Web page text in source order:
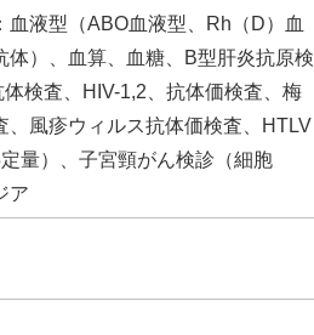
血液型（ABO血液型、Rh（D）血
体）、血算、血糖、B型肝炎抗原検
検査、HIV-1,2、抗体価検査、梅
、風疹ウィルス抗体価検査、HTLV
量）、子宮頸がん検診（細胞
ア